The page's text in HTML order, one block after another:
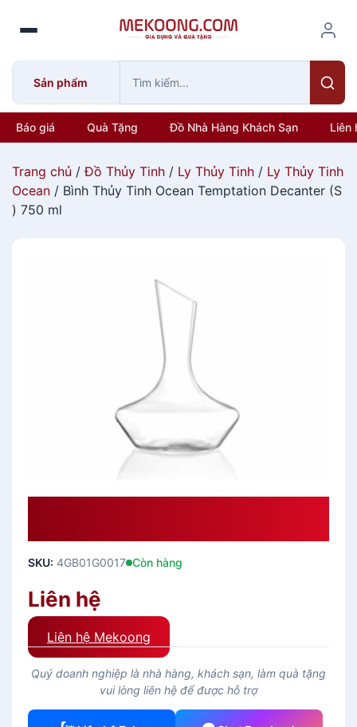
o
Sản phẩm
Báo giá Quà Tặng Đồ Nhà Hàng Khách Sạn Liên
Trang chủ /Đồ Thủy Tinh / Ly Thủy Tinh / Ly Thủy Tinh
Ocean / Bình Thủy Tinh Ocean Temptation Decanter (S
) 750 ml
SKU: 4GB01G0017 Còn hàng
Liên hệ
Liên hệ Mekoong
Quý doanh nghiệp là nhà hàng, khách sạn, làm quà tặng
vui lòng liên hệ để được hỗ trợ